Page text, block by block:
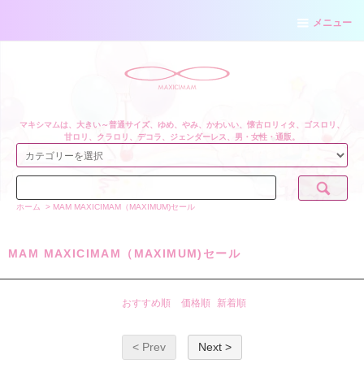
メニュー
マキシマムは、大きい～普通サイズ、ゆめ、やみ、かわいい、懐古ロリィタ、ゴスロリ、
甘ロリ、クラロリ、デコラ、ジェンダーレス、男・女性・通販。
ホーム > MAM MAXICIMAM（MAXIMUM)セール
MAM MAXICIMAM（MAXIMUM)セール
おすすめ順 価格順 新着順
< Prev Next >